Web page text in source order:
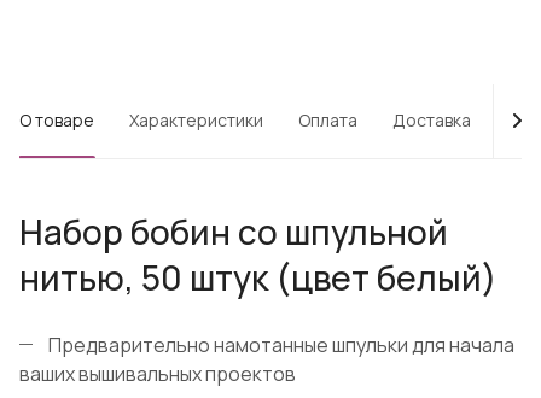
О товаре Характеристики Оплата Доставка
Набор бобин со шпульной
нитью, 50 штук (цвет белый)
Предварительно намотанные шпульки для начала
ваших вышивальных проектов